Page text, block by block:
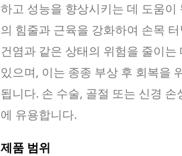
하고 성능을 향상시키는 데 도움이
의 힘줄과 근육을 강화하여 손목
건염과 같은 상태의 위험을 줄이는
있으며, 이는 종종 부상 후 회복을
됩니다. 손 수술, 골절 또는 신경 손
에 유용합니다.
제품 범위